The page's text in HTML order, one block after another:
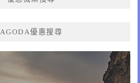
AGODA優惠搜尋